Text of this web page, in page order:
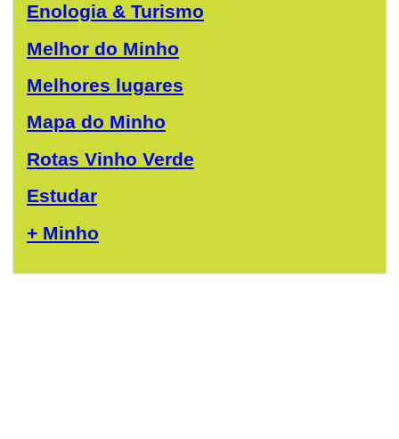
Enologia & Turismo
Melhor do Minho
Melhores lugares
Mapa do Minho
Rotas Vinho Verde
Estudar
+ Minho